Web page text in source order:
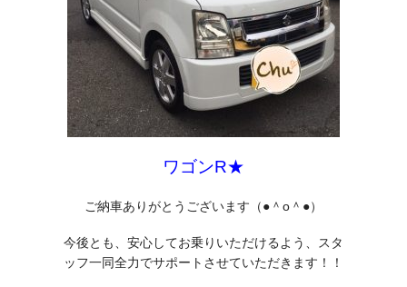
ワゴンR★
ご納車ありがとうございます（●＾o＾●）
今後とも、安心してお乗りいただけるよう、スタ
ッフ一同全力でサポートさせていただきます！！